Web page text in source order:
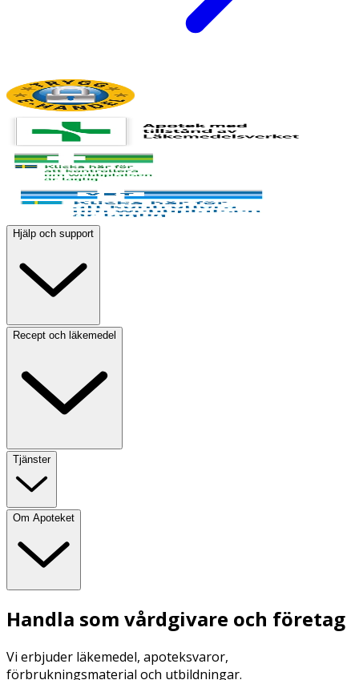
Hjälp och support
Recept och läkemedel
Tjänster
Om Apoteket
Handla som vårdgivare och företag
Vi erbjuder läkemedel, apoteksvaror,
förbrukningsmaterial och utbildningar.